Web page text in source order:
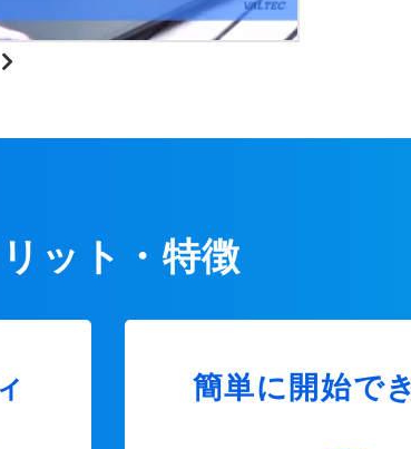
ット・特徴
簡単に開始で